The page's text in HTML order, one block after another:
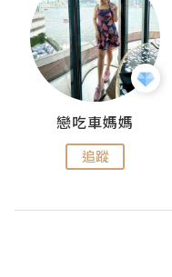
戀吃車媽媽
追蹤